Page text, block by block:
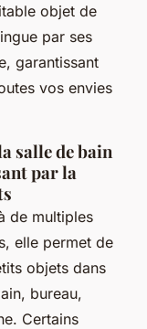
objet de
par ses
garantissant
vos envies
salle de bain
par la
de multiples
elle permet de
objets dans
bureau,
Certains